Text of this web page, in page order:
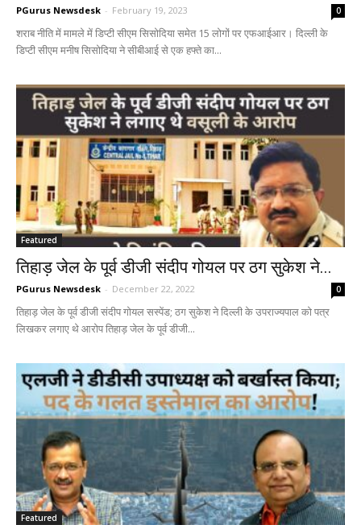
PGurus Newsdesk - February 19, 2023 0
शराब नीति में मामले में डिप्टी सीएम सिसोदिया समेत 15 लोगों पर एफआईआर। दिल्ली के
डिप्टी सीएम मनीष सिसोदिया ने सीबीआई से एक हफ्ते का...
Featured
तिहाड़ जेल के पूर्व डीजी संदीप गोयल पर ठग सुकेश ने...
PGurus Newsdesk - December 22, 2022 0
तिहाड़ जेल के पूर्व डीजी संदीप गोयल सस्पेंड; ठग सुकेश ने दिल्ली के उपराज्यपाल को पत्र
लिखकर लगाए थे आरोप तिहाड़ जेल के पूर्व डीजी...
Featured